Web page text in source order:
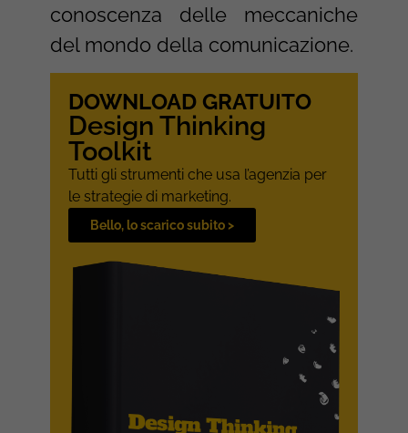
conoscenza delle meccaniche
del mondo della comunicazione.
DOWNLOAD GRATUITO
Design Thinking
Toolkit
Tutti gli strumenti che usa l’agenzia per
le strategie di marketing.
Bello, lo scarico subito >